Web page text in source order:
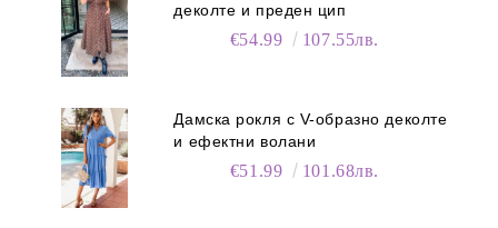
деколте и преден цип
€54.99 107.55лв.
Дамска рокля с V-образно деколте
и ефектни волани
€51.99 101.68лв.